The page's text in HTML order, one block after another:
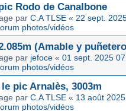
Rodo de Canalbone
par C.A TLSE « 22 sept.
photos/vidéos
(Amable y
par jefoce « 01 sept. 2025
photos/vidéos
pic Arnalès, 3003m
par C.A TLSE « 13 août
photos/vidéos